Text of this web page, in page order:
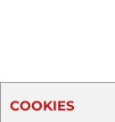
COOKIES